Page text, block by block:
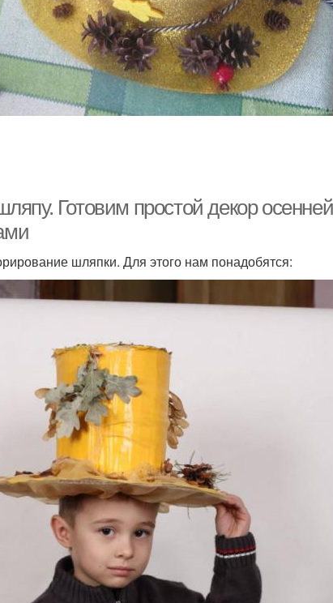
Готовим простой декор
шляпки. Для этого нам понадобятся: